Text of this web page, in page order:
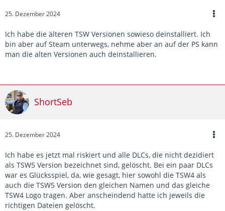
25. Dezember 2024
Ich habe die älteren TSW Versionen sowieso deinstalliert. Ich
bin aber auf Steam unterwegs, nehme aber an auf der PS kann
man die alten Versionen auch deinstallieren.
ShortSeb
25. Dezember 2024
Ich habe es jetzt mal riskiert und alle DLCs, die nicht dezidiert
als TSW5 Version bezeichnet sind, gelöscht. Bei ein paar DLCs
war es Glücksspiel, da, wie gesagt, hier sowohl die TSW4 als
auch die TSW5 Version den gleichen Namen und das gleiche
TSW4 Logo tragen. Aber anscheindend hatte ich jeweils die
richtigen Dateien gelöscht.